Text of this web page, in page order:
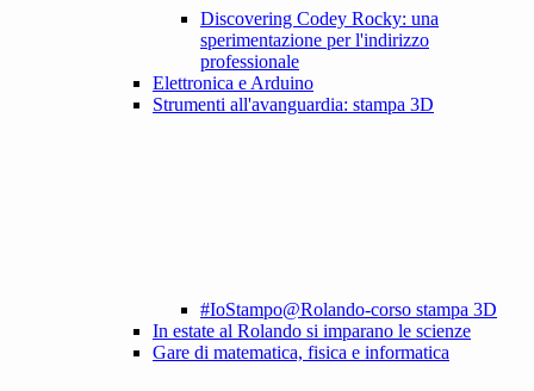
Discovering Codey Rocky: una
sperimentazione per l'indirizzo
professionale
Elettronica e Arduino
Strumenti all'avanguardia: stampa 3D
#IoStampo@Rolando-corso stampa 3D
In estate al Rolando si imparano le scienze
Gare di matematica, fisica e informatica